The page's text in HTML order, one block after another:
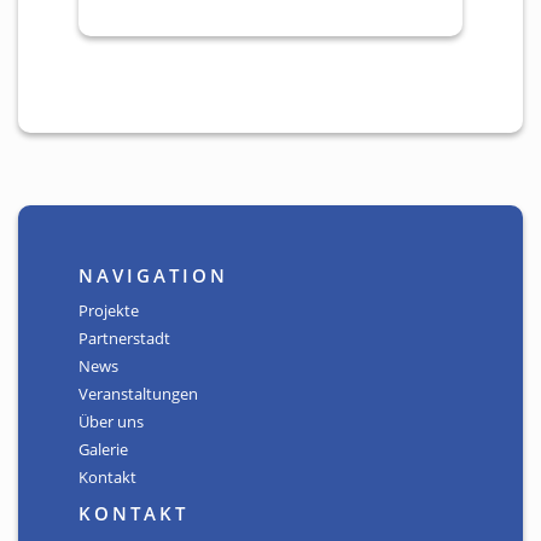
NAVIGATION
Projekte
Partnerstadt
News
Veranstaltungen
Über uns
Galerie
Kontakt
KONTAKT